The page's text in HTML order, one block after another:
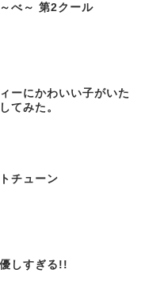
べ～ 第2クール
ーにかわいい子がいた
てみた。
チューン
しすぎる!!